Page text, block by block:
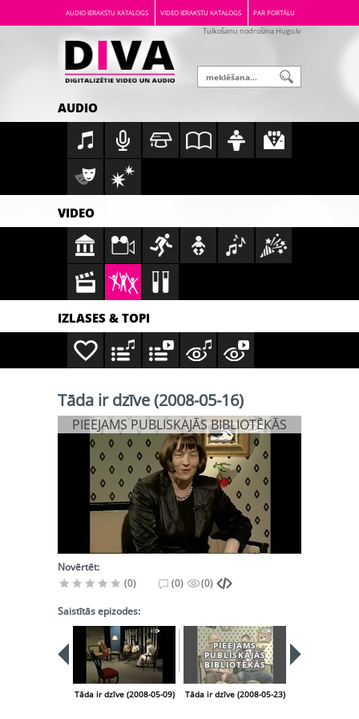
AUDIO IERAKSTU KATALOGS VIDEO IERAKSTU KATALOGS PAR PORTĀLU
Tulkošanu nodrošina Hugo.lv
AUDIO
VIDEO
IZLASES & TOPI
Tāda ir dzīve (2008-05-16)
PIEEJAMS PUBLISKAJĀS BIBLIOTĒKĀS
Novērtēt:
(0)
(0) (0)
Saistītās epizodes:
Tāda ir dzīve (2008-05-09)
PIEEJAMS
PUBLISKAJĀS
BIBLIOTĒKĀS
Tāda ir dzīve (2008-05-23)